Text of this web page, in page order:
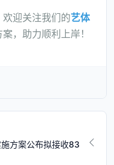
迎关注我们的艺体
，助力顺利上岸！
方案公布拟接收83